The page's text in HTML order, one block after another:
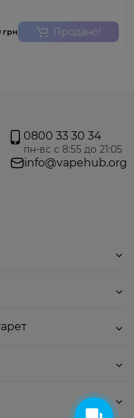
0cm; font-size:
и может
не несет
гарантирует его
на сайт
Не разбирать
грн Продано!
0800 33 30 34
пн-вс с 8:55 до 21:05
info@vapehub.org